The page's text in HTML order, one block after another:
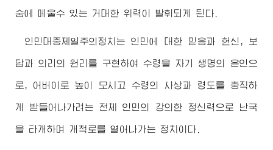
숨에 메울수 있는 거대한 위력이 발휘되게 된다.
인민대중제일주의정치는 인민에 대한 믿음과 헌신, 보
답과 의리의 원리를 구현하여 수령을 자기 생명의 은인으
로, 어버이 로 높이 모시고 수령 의 사상과 령도를 충직하
게 받들어나가려는 전체 인민의 강의한 정신력으로 난국
을 타개하며 개척로를 열어나가는 정치이다.